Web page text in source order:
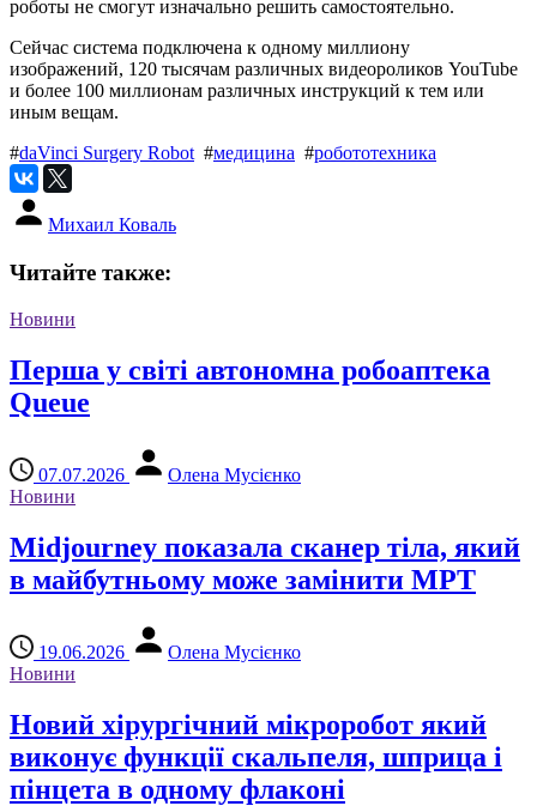
роботы не смогут изначально решить самостоятельно.
Сейчас система подключена к одному миллиону
изображений, 120 тысячам различных видеороликов YouTube
и более 100 миллионам различных инструкций к тем или
иным вещам.
#daVinci Surgery Robot#медицина #робототехника
Михаил Коваль
Читайте также:
Новини
Перша у світі автономна робоаптека
Queue
07.07.2026
Олена Мусієнко
Новини
Midjourney показала сканер тіла, який
в майбутньому може замінити МРТ
19.06.2026
Олена Мусієнко
Новини
Новий хірургічний мікроробот який
виконує функції скальпеля, шприца і
пінцета в одному флаконі